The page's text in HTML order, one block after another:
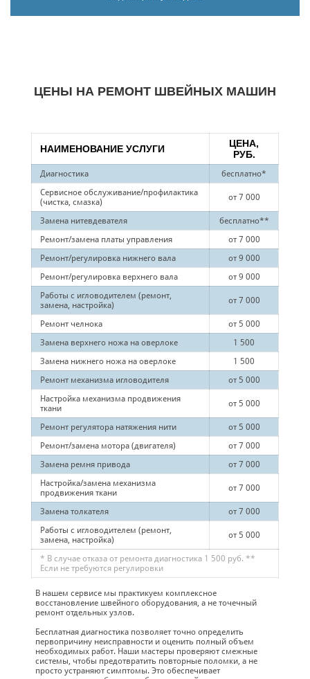
ЦЕНЫ НА РЕМОНТ ШВЕЙНЫХ МАШИН
НАИМЕНОВАНИЕ УСЛУГИ
ЦЕНА,
РУБ.
Диагностика
бесплатно*
Сервисное обслуживание/профилактика
(чистка, смазка)
от 7 000
Замена нитевдевателя
бесплатно**
Ремонт/замена платы управления
от 7 000
Ремонт/регулировка нижнего вала
от 9 000
Ремонт/регулировка верхнего вала
от 9 000
Работы с игловодителем (ремонт,
замена, настройка)
от 7 000
Ремонт челнока
от 5 000
Замена верхнего ножа на оверлоке
1 500
Замена нижнего ножа на оверлоке
1 500
Ремонт механизма игловодителя
от 5 000
Настройка механизма продвижения
ткани
от 5 000
Ремонт регулятора натяжения нити
от 5 000
Ремонт/замена мотора (двигателя)
от 7 000
Замена ремня привода
от 7 000
Настройка/замена механизма
продвижения ткани
от 7 000
Замена толкателя
от 7 000
Работы с игловодителем (ремонт,
замена, настройка)
от 5 000
* В случае отказа от ремонта диагностика 1 500 руб. **
Если не требуются регулировки
В нашем сервисе мы практикуем комплексное
восстановление швейного оборудования, а не точечный
ремонт отдельных узлов.
Бесплатная диагностика позволяет точно определить
первопричину неисправности и оценить полный объем
необходимых работ. Наши мастеры проверяют смежные
системы, чтобы предотвратить повторные поломки, а не
просто устраняют симптомы. Это обеспечивает